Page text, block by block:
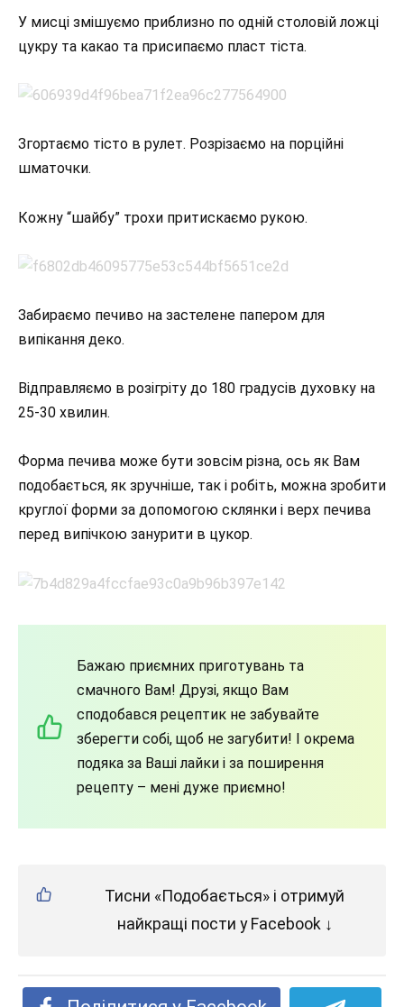
У мисці змішуємо приблизно по одній столовій ложці
цукру та какао та присипаємо пласт тіста.
Згортаємо тісто в рулет. Розрізаємо на порційні
шматочки.
Кожну “шайбу” трохи притискаємо рукою.
Забираємо печиво на застелене папером для
випікання деко.
Відправляємо в розігріту до 180 градусів духовку на
25-30 хвилин.
Форма печива може бути зовсім різна, ось як Вам
подобається, як зручніше, так і робіть, можна зробити
круглої форми за допомогою склянки і верх печива
перед випічкою занурити в цукор.
Бажаю приємних приготувань та
смачного Вам! Друзі, якщо Вам
сподобався рецептик не забувайте
зберегти собі, щоб не загубити! І окрема
подяка за Ваші лайки і за поширення
рецепту – мені дуже приємно!
Тисни «Подобається» і отримуй
найкращі пости у Facebook ↓